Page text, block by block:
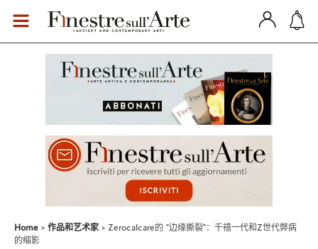
Home 作品和艺术家
Zerocalcare的 "边缘撕裂"：千禧一代和Z世代弊病
的缩影